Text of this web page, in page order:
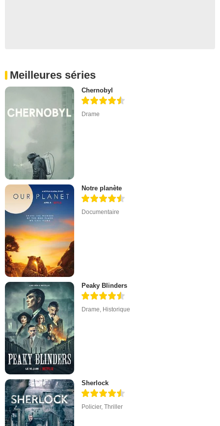
Meilleures séries
Chernobyl
Drame
Notre planète
Documentaire
Peaky Blinders
Drame, Historique
Sherlock
Policier,Thriller